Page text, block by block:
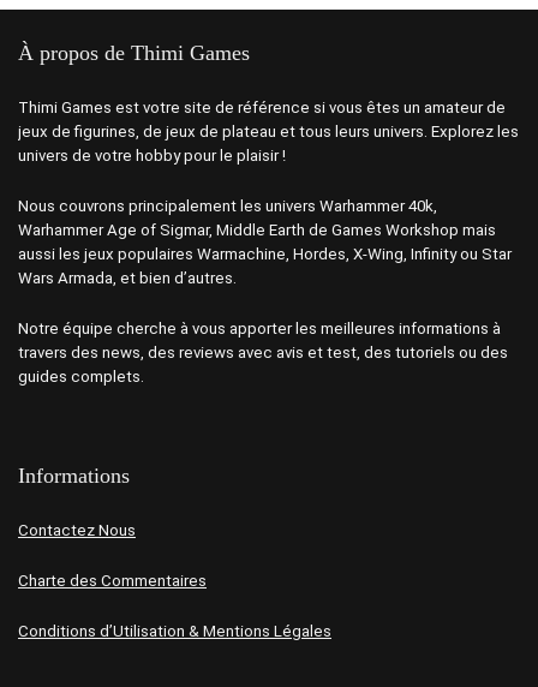
À propos de Thimi Games
Thimi Games est votre site de référence si vous êtes un amateur de
jeux de figurines, de jeux de plateau et tous leurs univers. Explorez les
univers de votre hobby pour le plaisir !
Nous couvrons principalement les univers Warhammer 40k,
Warhammer Age of Sigmar, Middle Earth de Games Workshop mais
aussi les jeux populaires Warmachine, Hordes, X-Wing, Infinity ou Star
Wars Armada, et bien d’autres.
Notre équipe cherche à vous apporter les meilleures informations à
travers des news, des reviews avec avis et test, des tutoriels ou des
guides complets.
Informations
Contactez Nous
Charte des Commentaires
Conditions d’Utilisation & Mentions Légales